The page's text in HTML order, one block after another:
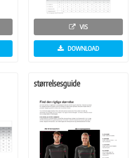
VIS
DOWNLOAD
størrelsesguide